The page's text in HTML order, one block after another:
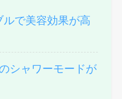
で美容効果が高
シャワーモードが